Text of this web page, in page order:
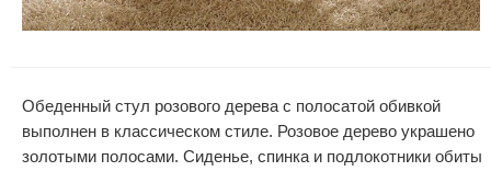
Обеденный стул розового дерева с полосатой обивкой
выполнен в классическом стиле. Розовое дерево украшено
золотыми полосами. Сиденье, спинка и подлокотники обиты